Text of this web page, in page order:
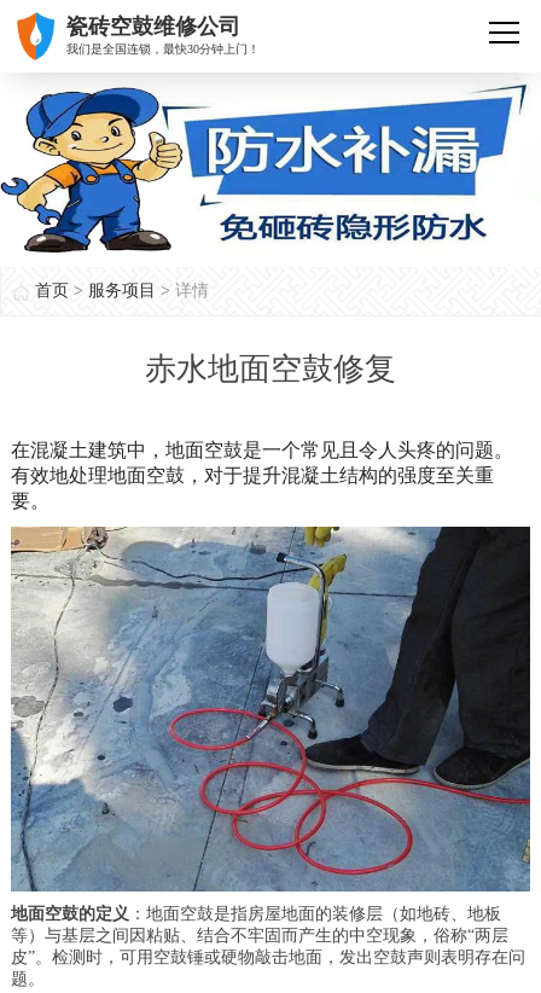
瓷砖空鼓维修公司
我们是全国连锁，最快30分钟上门！
首页 > 服务项目 > 详情
赤水地面空鼓修复
在混凝土建筑中，地面空鼓是一个常见且令人头疼的问题。
有效地处理地面空鼓，对于提升混凝土结构的强度至关重
要。
地面空鼓的定义 ：地面空鼓是指房屋地面的装修层（如地砖、地板
等）与基层之间因粘贴、结合不牢固而产生的中空现象，俗称“两层
皮”。检测时，可用空鼓锤或硬物敲击地面，发出空鼓声则表明存在问
题。